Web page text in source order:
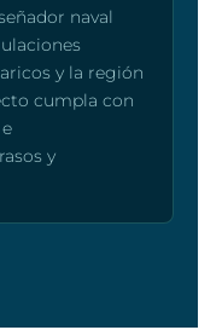
naval
y la región
cumpla con
y